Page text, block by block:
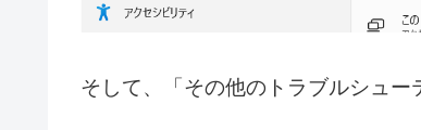
そして、「その他のトラブルシュー